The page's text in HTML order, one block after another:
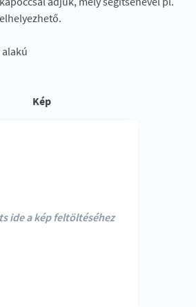
Kép
ide a kép feltöltéséhez